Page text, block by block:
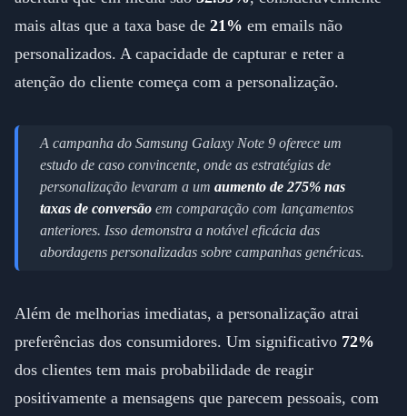
mais altas que a taxa base de 21% em emails não
personalizados. A capacidade de capturar e reter a
atenção do cliente começa com a personalização.
A campanha do Samsung Galaxy Note 9 oferece um
estudo de caso convincente, onde as estratégias de
personalização levaram a um aumento de 275% nas
taxas de conversão em comparação com lançamentos
anteriores. Isso demonstra a notável eficácia das
abordagens personalizadas sobre campanhas genéricas.
Além de melhorias imediatas, a personalização atrai
preferências dos consumidores. Um significativo 72%
dos clientes tem mais probabilidade de reagir
positivamente a mensagens que parecem pessoais, com